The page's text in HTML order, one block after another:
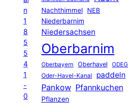
n
1
8
5
5
4
1
-
0
Nachthimmel
NEB
Niederbarnim
Niedersachsen
Oberbarnim
Oberbayern Oberhavel ODEG
Oder-Havel-Kanal paddeln
Pankow Pfannkuchen
Pflanzen